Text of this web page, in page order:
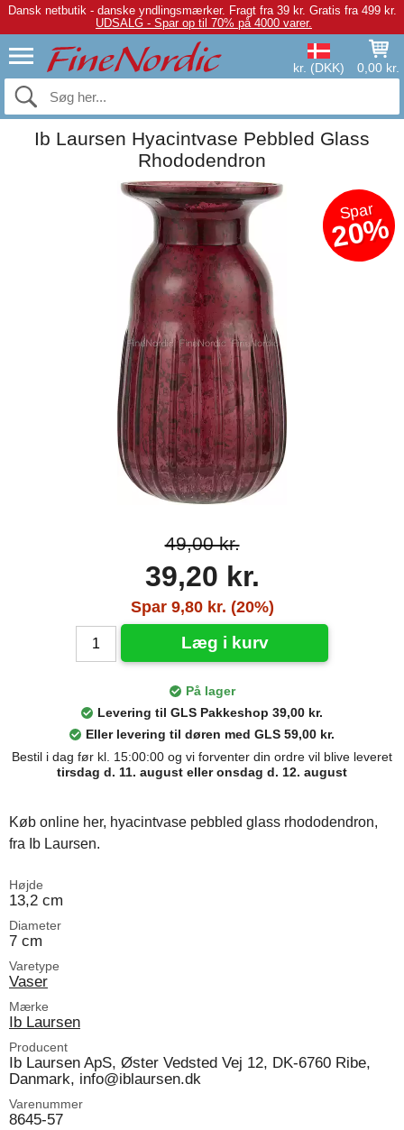
Dansk netbutik - danske yndlingsmærker. Fragt fra 39 kr. Gratis fra 499 kr.
UDSALG - Spar op til 70% på 4000 varer.
kr. (DKK) 0,00 kr.
Ib Laursen Hyacintvase Pebbled Glass
Rhododendron
Spar
20%
49,00 kr.
39,20 kr.
Spar 9,80 kr. (20%)
Læg i kurv
På lager
Levering til GLS Pakkeshop 39,00 kr.
Eller levering til døren med GLS 59,00 kr.
Bestil i dag før kl. 15:00:00 og vi forventer din ordre vil blive leveret
tirsdag d. 11. august eller onsdag d. 12. august
Køb online her, hyacintvase pebbled glass rhododendron,
fra Ib Laursen.
Højde
13,2 cm
Diameter
7 cm
Varetype
Vaser
Mærke
Ib Laursen
Producent
Ib Laursen ApS, Øster Vedsted Vej 12, DK-6760 Ribe,
Danmark, info@iblaursen.dk
Varenummer
8645-57